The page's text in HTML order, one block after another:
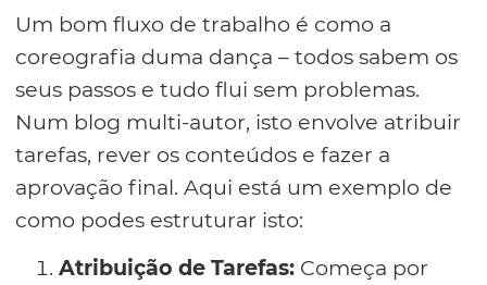
Um bom fluxo de trabalho é como a
coreografia duma dança – todos sabem os
seus passos e tudo flui sem problemas.
Num blog multi-autor, isto envolve atribuir
tarefas, rever os conteúdos e fazer a
aprovação final. Aqui está um exemplo de
como podes estruturar isto:
Atribuição de Tarefas: Começa por